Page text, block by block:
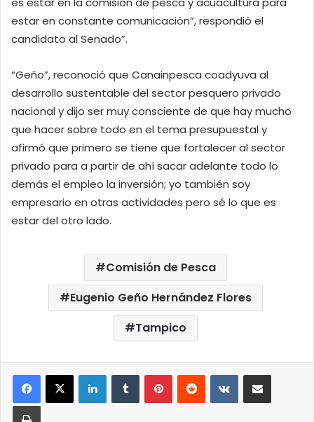
estar en constante comunicación”, respondió el
candidato al Senado”.
“Geño”, reconoció que Canainpesca coadyuva al
desarrollo sustentable del sector pesquero privado
nacional y dijo ser muy consciente de que hay mucho
que hacer sobre todo en el tema presupuestal y
afirmó que primero se tiene que fortalecer al sector
privado para a partir de ahí sacar adelante todo lo
demás el empleo la inversión; yo también soy
empresario en otras actividades pero sé lo que es
estar del otro lado.
Comisión de Pesca
Eugenio Geño Hernández Flores
Tampico
LinkedInTumblrPinterestReddit VKontakteCompartir por correo
Imprimir